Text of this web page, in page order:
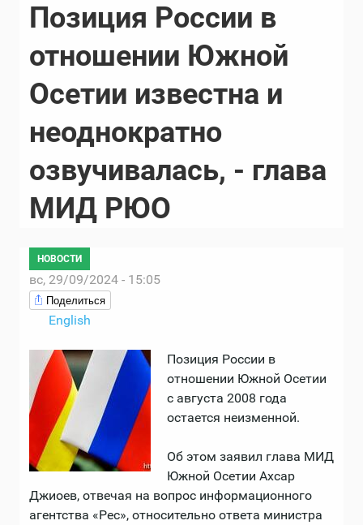
Позиция России в
отношении Южной
Осетии известна и
неоднократно
озвучивалась, - глава
МИД РЮО
НОВОСТИ
вс, 29/09/2024 - 15:05
Поделиться
English
Позиция России в
отношении Южной Осетии
с августа 2008 года
остается неизменной.
Об этом заявил глава МИД
Южной Осетии Ахсар
Джиоев, отвечая на вопрос информационного
агентства «Рес», относительно ответа министра